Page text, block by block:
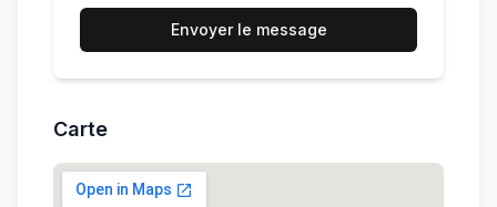
Envoyer le message
Carte